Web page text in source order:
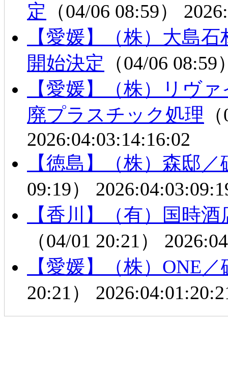
定 （04/06 08:59）
【愛媛】（株）大島
開始決定 （04/06
【愛媛】（株）リヴ
廃プラスチック処理
2026:04:03:14:16:02
【徳島】（株）森邸
09:19）
【香川】（有）国時
（04/01 20:21）
【愛媛】（株）ONE
20:21）